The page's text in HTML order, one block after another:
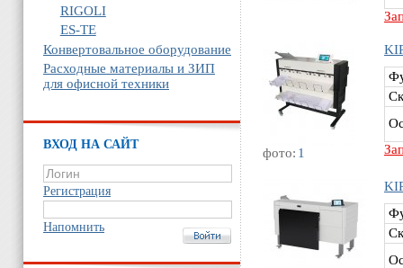
RIGOLI
ES-TE
Конвертовальное оборудование
Расходные материалы и ЗИП
для офисной техники
ВХОД НА САЙТ
Регистрация
Напомнить
фото: 1